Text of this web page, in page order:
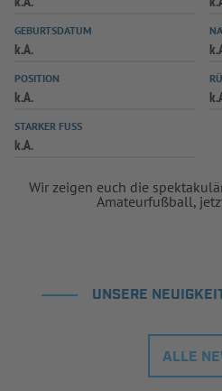
GEBURTSDATUM
k.A.
POSITION
k.A.
STARKER FUSS
k.A.
Wir zeigen euch die
Amateurfußball,
UNSERE
ALLE